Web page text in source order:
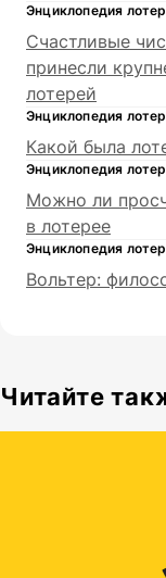
Энциклопедия
Счастливые
принесли
лотерей
Энциклопедия
Какой была
Энциклопедия
Можно ли
в лотерее
Энциклопедия
Вольтер:
Читайте